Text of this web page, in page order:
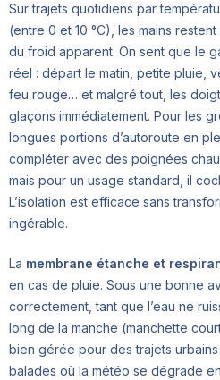
Sur trajets quotidiens par
(entre 0 et 10 °C), les mains
du froid apparent. On sent que le
réel : départ le matin, petite pluie,
feu rouge… et malgré tout, les
glaçons immédiatement. Pour les
longues portions d’autoroute en
compléter avec des poignées
mais pour un usage standard, il
L’isolation est efficace sans
ingérable.
La membrane étanche et
en cas de pluie. Sous une bonne
correctement, tant que l’eau ne
long de la manche (manchette
bien gérée pour des trajets
balades où la météo se dégrade